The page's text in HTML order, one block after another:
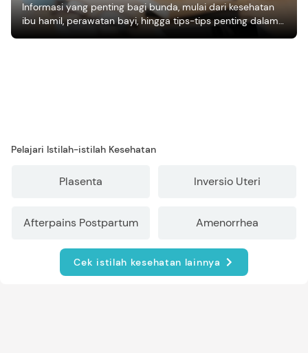
Informasi yang penting bagi bunda, mulai dari kesehatan
ibu hamil, perawatan bayi, hingga tips-tips penting dalam
Pelajari Istilah-istilah Kesehatan
Plasenta Inversio Uteri
Afterpains Postpartum Amenorrhea
Cek istilah kesehatan lainnya